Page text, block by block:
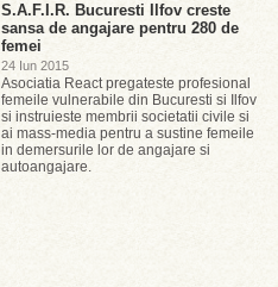
S.A.F.I.R. Bucuresti Ilfov creste
sansa de angajare pentru 280 de
femei
24 Iun 2015
Asociatia React pregateste profesional
femeile vulnerabile din Bucuresti si Ilfov
si instruieste membrii societatii civile si
ai mass-media pentru a sustine femeile
in demersurile lor de angajare si
autoangajare.